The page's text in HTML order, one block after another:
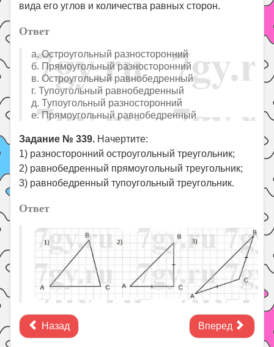
вида его углов и количества равных сторон.
Ответ
а. Остроугольный разносторонний
б. Прямоугольный разносторонний
в. Остроугольный равнобедренный
г. Тупоугольный равнобедренный
д. Тупоугольный разносторонний
е. Прямоугольный равнобедренный
Задание № 339. Начертите:
1) разносторонний остроугольный треугольник;
2) равнобедренный прямоугольный треугольник;
3) равнобедренный тупоугольный треугольник.
Ответ
Назад Вперед